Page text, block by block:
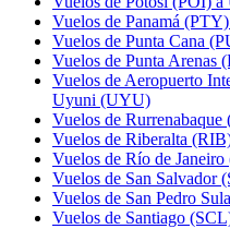
Vuelos de Panamá
Vuelos de Punta Cana
Vuelos de Punta
Vuelos de Aeropuerto
Uyuni (UYU)
Vuelos de
Vuelos de Riberalta
Vuelos de Río de
Vuelos de San
Vuelos de San Pedro
Vuelos de Santiago